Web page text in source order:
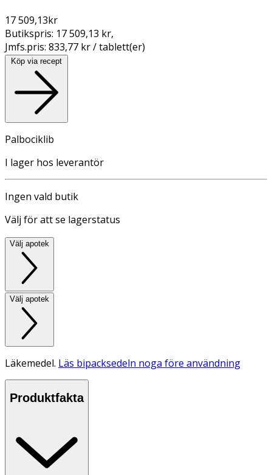
17 509,13kr
Butikspris: 17 509,13 kr,
Jmfs.pris: 833,77 kr / tablett(er)
Köp via recept
Palbociklib
I lager hos leverantör
Ingen vald butik
Välj för att se lagerstatus
Välj apotek
Välj apotek
Läkemedel. Läs bipacksedeln noga före användning
Produktfakta